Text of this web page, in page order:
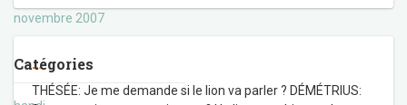
novembre 2007
Catégories
…
THÉSÉE: Je me demande si le lion va parler ? DÉMÉTRIUS: